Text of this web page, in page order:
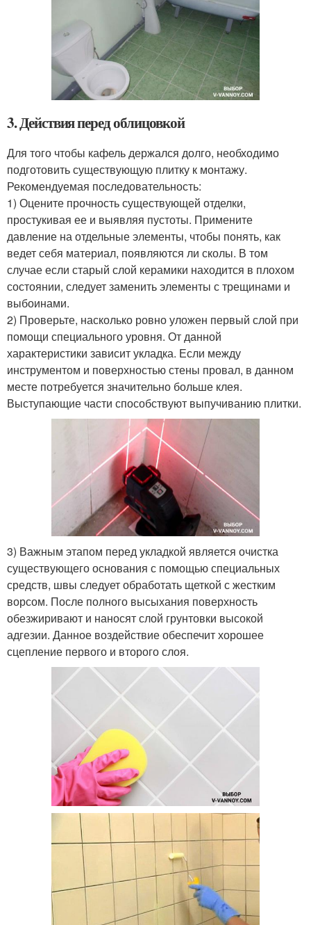
3. Действия перед облицовкой
Для того чтобы кафель держался долго, необходимо
подготовить существующую плитку к монтажу.
Рекомендуемая последовательность:
1) Оцените прочность существующей отделки,
простукивая ее и выявляя пустоты. Примените
давление на отдельные элементы, чтобы понять, как
ведет себя материал, появляются ли сколы. В том
случае если старый слой керамики находится в плохом
состоянии, следует заменить элементы с трещинами и
выбоинами.
2) Проверьте, насколько ровно уложен первый слой при
помощи специального уровня. От данной
характеристики зависит укладка. Если между
инструментом и поверхностью стены провал, в данном
месте потребуется значительно больше клея.
Выступающие части способствуют выпучиванию плитки.
3) Важным этапом перед укладкой является очистка
существующего основания с помощью специальных
средств, швы следует обработать щеткой с жестким
ворсом. После полного высыхания поверхность
обезжиривают и наносят слой грунтовки высокой
адгезии. Данное воздействие обеспечит хорошее
сцепление первого и второго слоя.